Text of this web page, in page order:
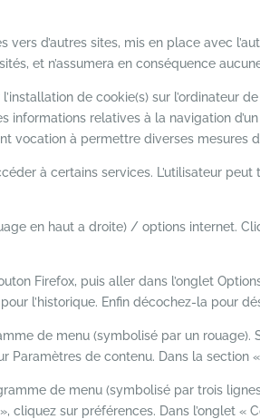
d’autres sites, mis en place avec
et n’assumera en conséquence
de cookie(s) sur l’ordinateur
informations relatives à la navigation
vocation à permettre diverses mesures
à certains services. L’utilisateur
en haut a droite) / options internet.
Firefox, puis aller dans l’onglet
l’historique. Enfin décochez-la pour
de menu (symbolisé par un rouage).
Paramètres de contenu. Dans la section
de menu (symbolisé par trois
cliquez sur préférences. Dans l’onglet «